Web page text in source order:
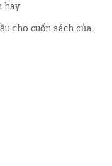
hay
cho cuốn sách của